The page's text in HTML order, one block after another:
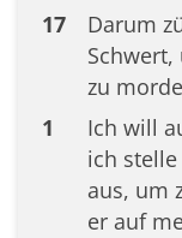
17
Darum
zu
1
Ich will
ich
aus, um
er auf